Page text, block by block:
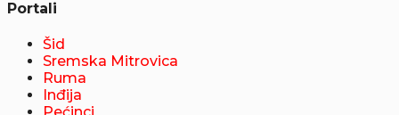
Portali
Šid
Sremska Mitrovica
Ruma
Inđija